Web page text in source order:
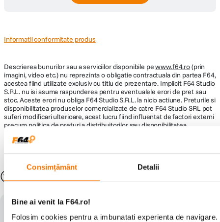
Consimțământ Detalii
Bine ai venit la F64.ro!
Folosim cookies pentru a imbunatati experienta de
Informatii conformitate produs
Descrierea bunurilor sau a serviciilor disponibile pewww.f64.ro(prin
imagini, video etc.) nu reprezinta o obligatie contractuala din partea F64,
acestea fiind utilizate exclusiv cu titlu de prezentare. Implicit F64 Studio
S.R.L. nu isi asuma raspunderea pentru eventualele erori de pret sau
stoc. Aceste erori nu obliga F64 Studio S.R.L. la nicio actiune. Preturile si
disponibilitatea produselor comercializate de catre F64 Studio SRL pot
suferi modificari ulterioare, acest lucru fiind influentat de factori externi
precum politica de preturi a distribuitorilor sau disponibilitatea
produselor pe stocul acestora. De asemenea, F64 Studio S.R.L. isi
rezerva dreptul de a corecta eventuale omisiuni sau erori in afisare care
S-ar putea să-ți placă și